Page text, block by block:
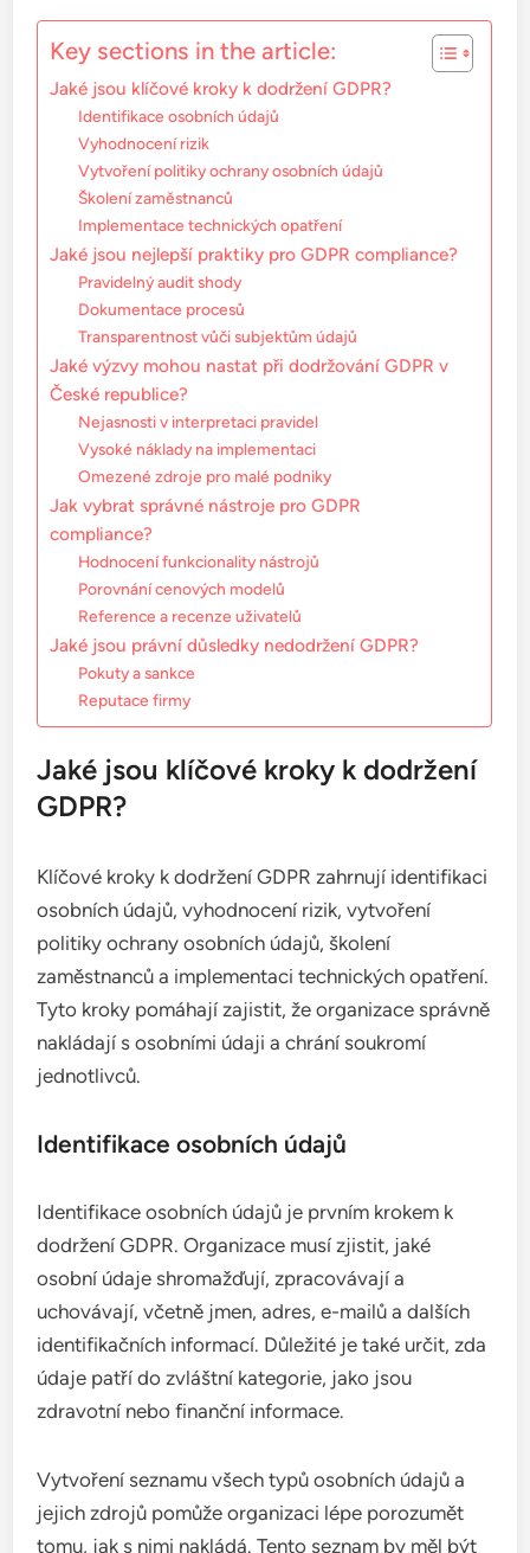
Key sections in the article:
Jaké jsou klíčové kroky k dodržení GDPR?
Identifikace osobních údajů
Vyhodnocení rizik
Vytvoření politiky ochrany osobních údajů
Školení zaměstnanců
Implementace technických opatření
Jaké jsou nejlepší praktiky pro GDPR compliance?
Pravidelný audit shody
Dokumentace procesů
Transparentnost vůči subjektům údajů
Jaké výzvy mohou nastat při dodržování GDPR v
České republice?
Nejasnosti v interpretaci pravidel
Vysoké náklady na implementaci
Omezené zdroje pro malé podniky
Jak vybrat správné nástroje pro GDPR
compliance?
Hodnocení funkcionality nástrojů
Porovnání cenových modelů
Reference a recenze uživatelů
Jaké jsou právní důsledky nedodržení GDPR?
Pokuty a sankce
Reputace firmy
Jaké jsou klíčové kroky k dodržení
GDPR?
Klíčové kroky k dodržení GDPR zahrnují identifikaci
osobních údajů, vyhodnocení rizik, vytvoření
politiky ochrany osobních údajů, školení
zaměstnanců a implementaci technických opatření.
Tyto kroky pomáhají zajistit, že organizace správně
nakládají s osobními údaji a chrání soukromí
jednotlivců.
Identifikace osobních údajů
Identifikace osobních údajů je prvním krokem k
dodržení GDPR. Organizace musí zjistit, jaké
osobní údaje shromažďují, zpracovávají a
uchovávají, včetně jmen, adres, e-mailů a dalších
identifikačních informací. Důležité je také určit, zda
údaje patří do zvláštní kategorie, jako jsou
zdravotní nebo finanční informace.
Vytvoření seznamu všech typů osobních údajů a
jejich zdrojů pomůže organizaci lépe porozumět
tomu, jak s nimi nakládá. Tento seznam by měl být